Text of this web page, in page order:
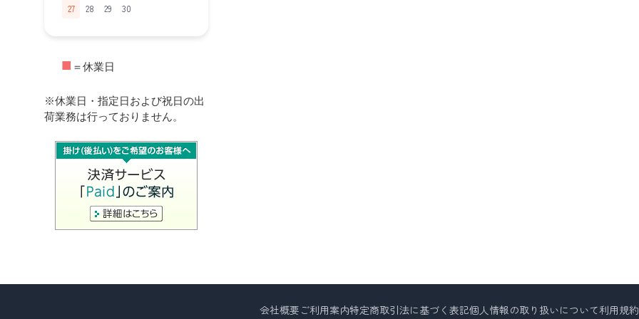
27
28 29 30
■ ＝休業日
※休業日・指定日および祝日の出
荷業務は行っておりません。
会社概要 ご利用案内特定商取引法に基づく表記個人情報の取り扱いについて利用規約